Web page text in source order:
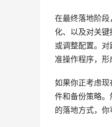
在最终落地阶
化、以及对关
或调整配置。
准操作程序，形
如果你正考虑
件和备份策略
的落地方式，